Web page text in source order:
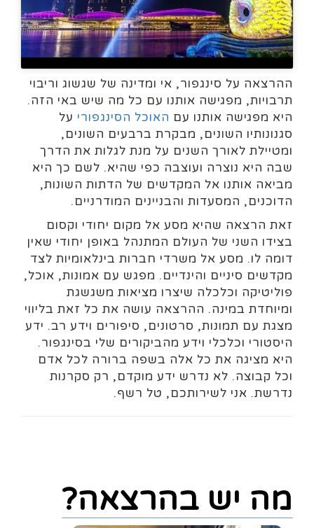
ההרצאה על סינגפור, אי ומדינה של שגשוג וריבוי
תרבויות, מפגישה אותנו עם כל מה שיש באי הזה.
היא מפגישה אותנו עם האוכל הסינגפורי על
סגנונותיו השונים, מבקרת ברבעים השונים,
ומטיילת לאורך השנים על מנת לגלות את הדרך
שבה היא נוצרה ועוצבה כפי שהיא. לשם כך היא
מביאה אותנו אל המקדשים של הדתות השונות,
הדוכנים, המסעדות והבניינים המודרניים.
זאת הרצאה שהיא מסע אל מקום יחודי וקסום
בצידו השני של העולם המתנהל באופן יחודי שאין
דומה לו. מסע אל משרדי חברות בינלאומיות לצד
מקדשים סיניים והינדיים. מפגש עם אמונות, אוכל,
פוליטיקה וכלכלה שיצרו מציאות משגשגת
ומיוחדת במינה. ההרצאה עושה את כל זאת בליווי
מצגת עם תמונות, סרטונים, סיפורים וידע רב. ידע
היסטורי וכלכלי וידע מהביקורים שלי בסינגפור.
היא מציגה את כל אלה בשפה ברורה לכל אדם
וכל קבוצה. לא נדרש ידע מוקדם, רק סקרנות
נדרשת. אני לשירותכם, טל רשף.
מה יש בהרצאה?